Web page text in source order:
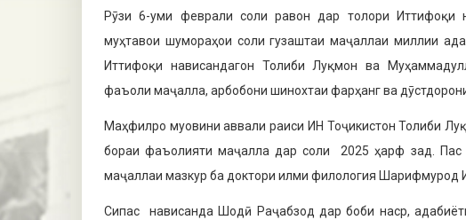
Рӯзи 6-уми феврали соли равон дар толори Иттифоқи
муҳтавои шумораҳои соли гузаштаи маҷаллаи миллии
Иттифоқи нависандагон Толиби Луқмон ва
фаъоли маҷалла, арбобони шинохтаи фарҳанг ва
Маҳфилро муовини аввали раиси ИН Тоҷикистон Толиби
бораи фаъолияти маҷалла дар соли 2025 ҳарф зад. Пас
маҷаллаи мазкур ба доктори илми филология Шарифмурод
Сипас нависанда Шодӣ Раҷабзод дар боби наср,